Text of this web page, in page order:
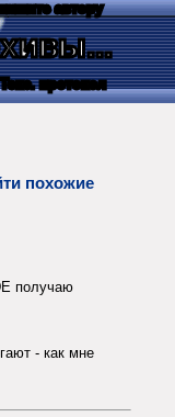
автору
протокол
похожие
получаю
- как мне